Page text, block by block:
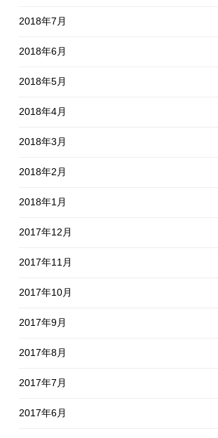
2018年7月
2018年6月
2018年5月
2018年4月
2018年3月
2018年2月
2018年1月
2017年12月
2017年11月
2017年10月
2017年9月
2017年8月
2017年7月
2017年6月